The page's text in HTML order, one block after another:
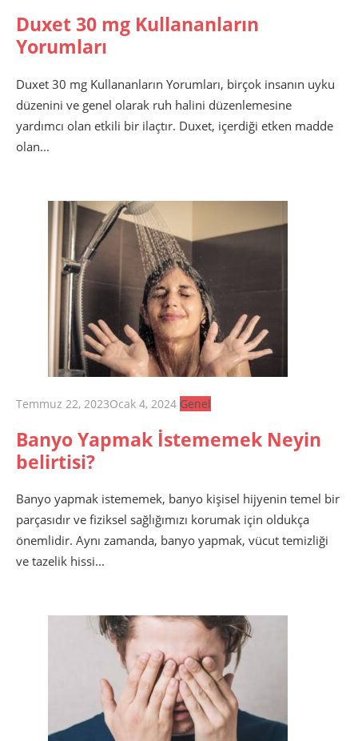
Duxet 30 mg Kullananların
Yorumları
Duxet 30 mg Kullananların Yorumları, birçok insanın uyku
düzenini ve genel olarak ruh halini düzenlemesine
yardımcı olan etkili bir ilaçtır. Duxet, içerdiği etken madde
olan...
Posted
Temmuz 22, 2023Ocak 4, 2024 Genel
Banyo Yapmak İstememek Neyin
belirtisi?
Banyo yapmak istememek, banyo kişisel hijyenin temel bir
parçasıdır ve fiziksel sağlığımızı korumak için oldukça
önemlidir. Aynı zamanda, banyo yapmak, vücut temizliği
ve tazelik hissi...